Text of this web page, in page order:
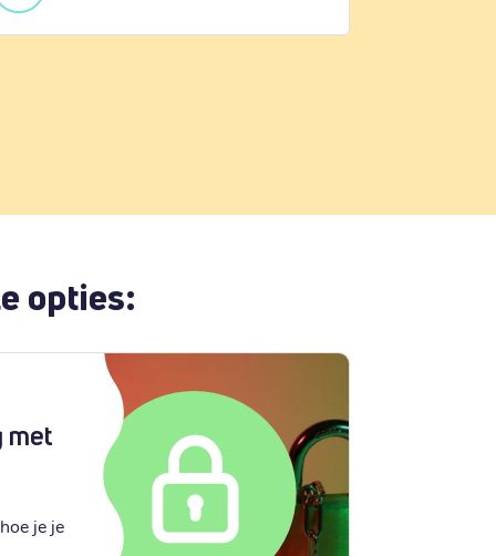
opties:
met
je je